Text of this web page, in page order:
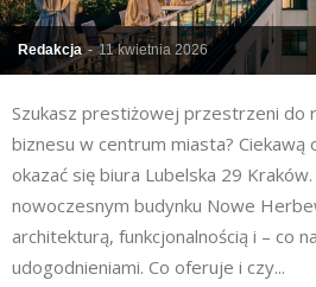
Redakcja - 11 kwietnia 2026
Szukasz prestiżowej przestrzeni do
biznesu w centrum miasta? Ciekawą
okazać się biura Lubelska 29
nowoczesnym budynku Nowe
architekturą, funkcjonalnością i – co
udogodnieniami. Co oferuje i czy...